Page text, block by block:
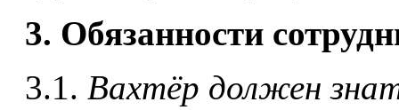
3. Обязанности
3.1. Вахтёр должен